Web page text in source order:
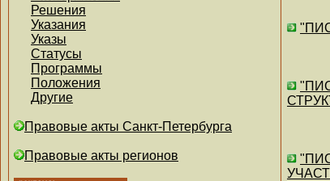
Решения
Указания
Указы
Статусы
Программы
Положения
Другие
Правовые акты Санкт-Петербурга
Правовые акты регионов